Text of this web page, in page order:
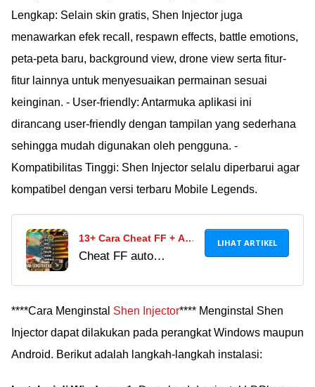
Lengkap: Selain skin gratis, Shen Injector juga
menawarkan efek recall, respawn effects, battle emotions,
peta-peta baru, background view, drone view serta fitur-
fitur lainnya untuk menyesuaikan permainan sesuai
keinginan. - User-friendly: Antarmuka aplikasi ini
dirancang user-friendly dengan tampilan yang sederhana
sehingga mudah digunakan oleh pengguna. -
Kompatibilitas Tinggi: Shen Injector selalu diperbarui agar
kompatibel dengan versi terbaru Mobile Legends.
13+ Cara Cheat FF + APK
Cheat FF Terbaru 2024,
Cheat FF auto
tergoda jadi sultan
instan. Waspadai
risikonya sebelum
banned!
LIHAT ARTIKEL
****Cara Menginstal Shen Injector**** Menginstal Shen
Injector dapat dilakukan pada perangkat Windows maupun
Android. Berikut adalah langkah-langkah instalasi: